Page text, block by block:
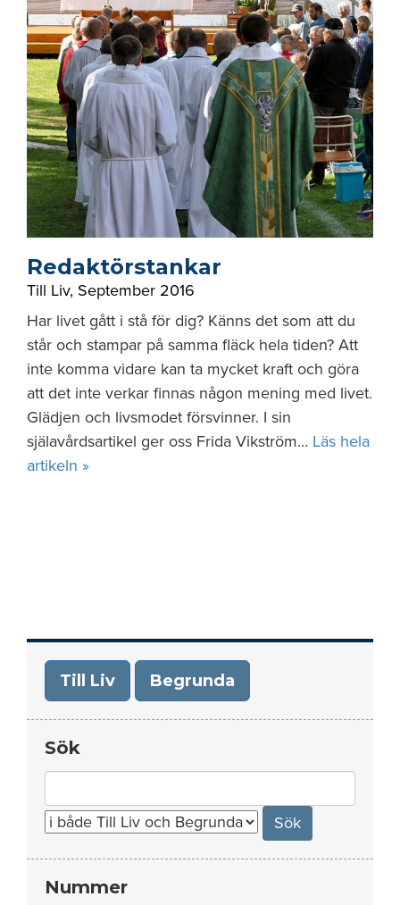
Redaktörstankar
Till Liv, September 2016
Har livet gått i stå för dig? Känns det som att du
står och stampar på samma fläck hela tiden? Att
inte komma vidare kan ta mycket kraft och göra
att det inte verkar finnas någon mening med livet.
Glädjen och livsmodet försvinner. I sin
själavårdsartikel ger oss Frida Vikström… Läs hela
artikeln »
Till Liv Begrunda
Sök
for:
Nummer